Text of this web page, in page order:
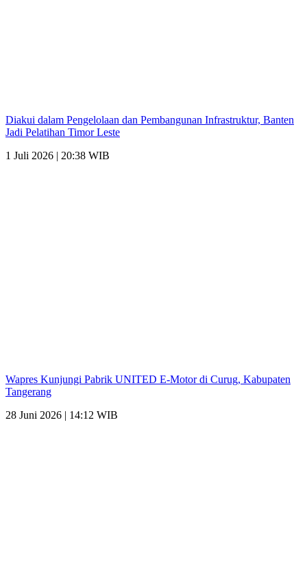
Diakui dalam Pengelolaan dan Pembangunan Infrastruktur, Banten
Jadi Pelatihan Timor Leste
1 Juli 2026 | 20:38 WIB
Wapres Kunjungi Pabrik UNITED E-Motor di Curug, Kabupaten
Tangerang
28 Juni 2026 | 14:12 WIB